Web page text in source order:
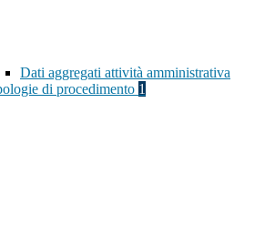
Dati aggregati attività amministrativa
di procedimento 1